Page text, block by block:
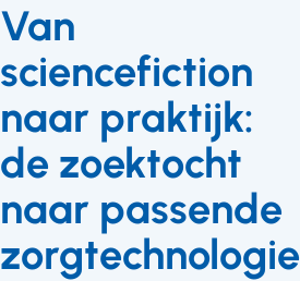
Van
sciencefiction
naar praktijk:
de zoektocht
naar passende
zorgtechnologie